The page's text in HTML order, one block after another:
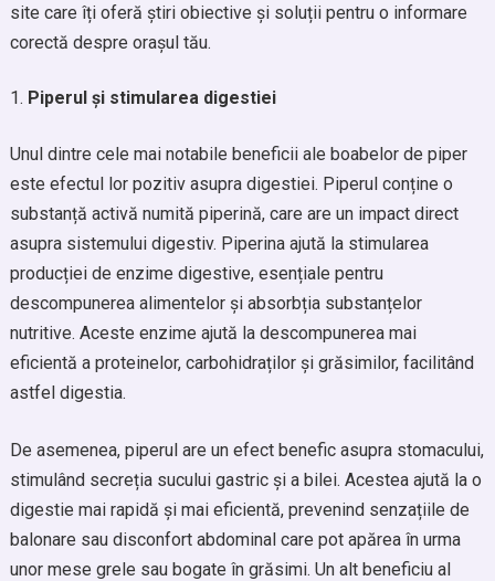
site care îți oferă știri obiective și soluții pentru o informare
corectă despre orașul tău.
Piperul și stimularea digestiei
Unul dintre cele mai notabile beneficii ale boabelor de piper
este efectul lor pozitiv asupra digestiei. Piperul conține o
substanță activă numită piperină, care are un impact direct
asupra sistemului digestiv. Piperina ajută la stimularea
producției de enzime digestive, esențiale pentru
descompunerea alimentelor și absorbția substanțelor
nutritive. Aceste enzime ajută la descompunerea mai
eficientă a proteinelor, carbohidraților și grăsimilor, facilitând
astfel digestia.
De asemenea, piperul are un efect benefic asupra stomacului,
stimulând secreția sucului gastric și a bilei. Acestea ajută la o
digestie mai rapidă și mai eficientă, prevenind senzațiile de
balonare sau disconfort abdominal care pot apărea în urma
unor mese grele sau bogate în grăsimi. Un alt beneficiu al